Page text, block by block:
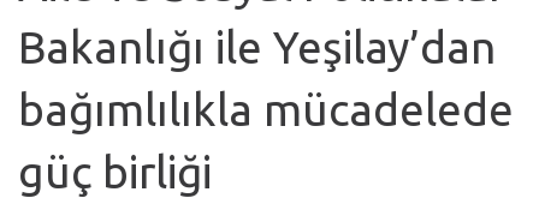
Bakanlığı ile Yeşilay’dan
bağımlılıkla mücadelede
güç birliği